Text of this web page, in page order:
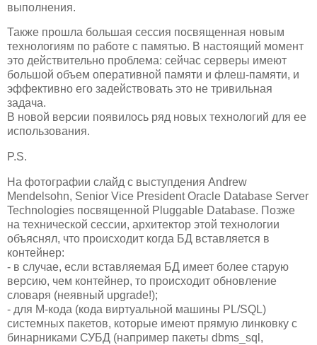
выполнения.
Также прошла большая сессия посвященная новым
технологиям по работе с памятью. В настоящий момент
это действительно проблема: сейчас серверы имеют
большой объем оперативной памяти и флеш-памяти, и
эффективно его задействовать это не тривильная
задача.
В новой версии появилось ряд новых технологий для ее
использования.
P.S.
На фотографии слайд с выступдения Andrew
Mendelsohn, Senior Vice President Oracle Database Server
Technologies посвященной Pluggable Database. Позже
на технической сессии, архитектор этой технологии
объяснял, что происходит когда БД вставляется в
контейнер:
- в случае, если вставляемая БД имеет более старую
версию, чем контейнер, то происходит обновление
словаря (неявный upgrade!);
- для М-кода (кода виртуальной машины PL/SQL)
системных пакетов, которые имеют прямую линковку с
бинарниками СУБД (например пакеты dbms_sql,